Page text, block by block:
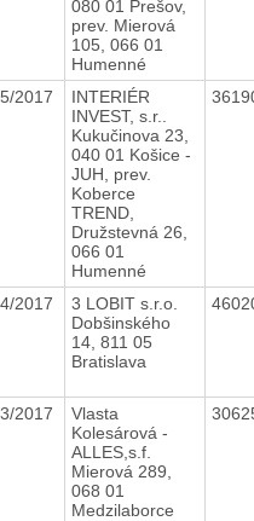
080 01 Prešov,
prev. Mierová
105, 066 01
Humenné
2017
INTERIÉR
INVEST, s.r..
Kukučinova 23,
040 01 Košice -
JUH, prev.
Koberce
TREND,
Družstevná 26,
066 01
Humenné
2017
3 LOBIT s.r.o.
Dobšinského
14, 811 05
Bratislava
2017
Vlasta
Kolesárová -
ALLES,s.f.
Mierová 289,
068 01
Medzilaborce